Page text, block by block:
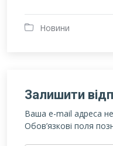
Новини
Залишити
Ваша e-mail адреса
Обов’язкові поля